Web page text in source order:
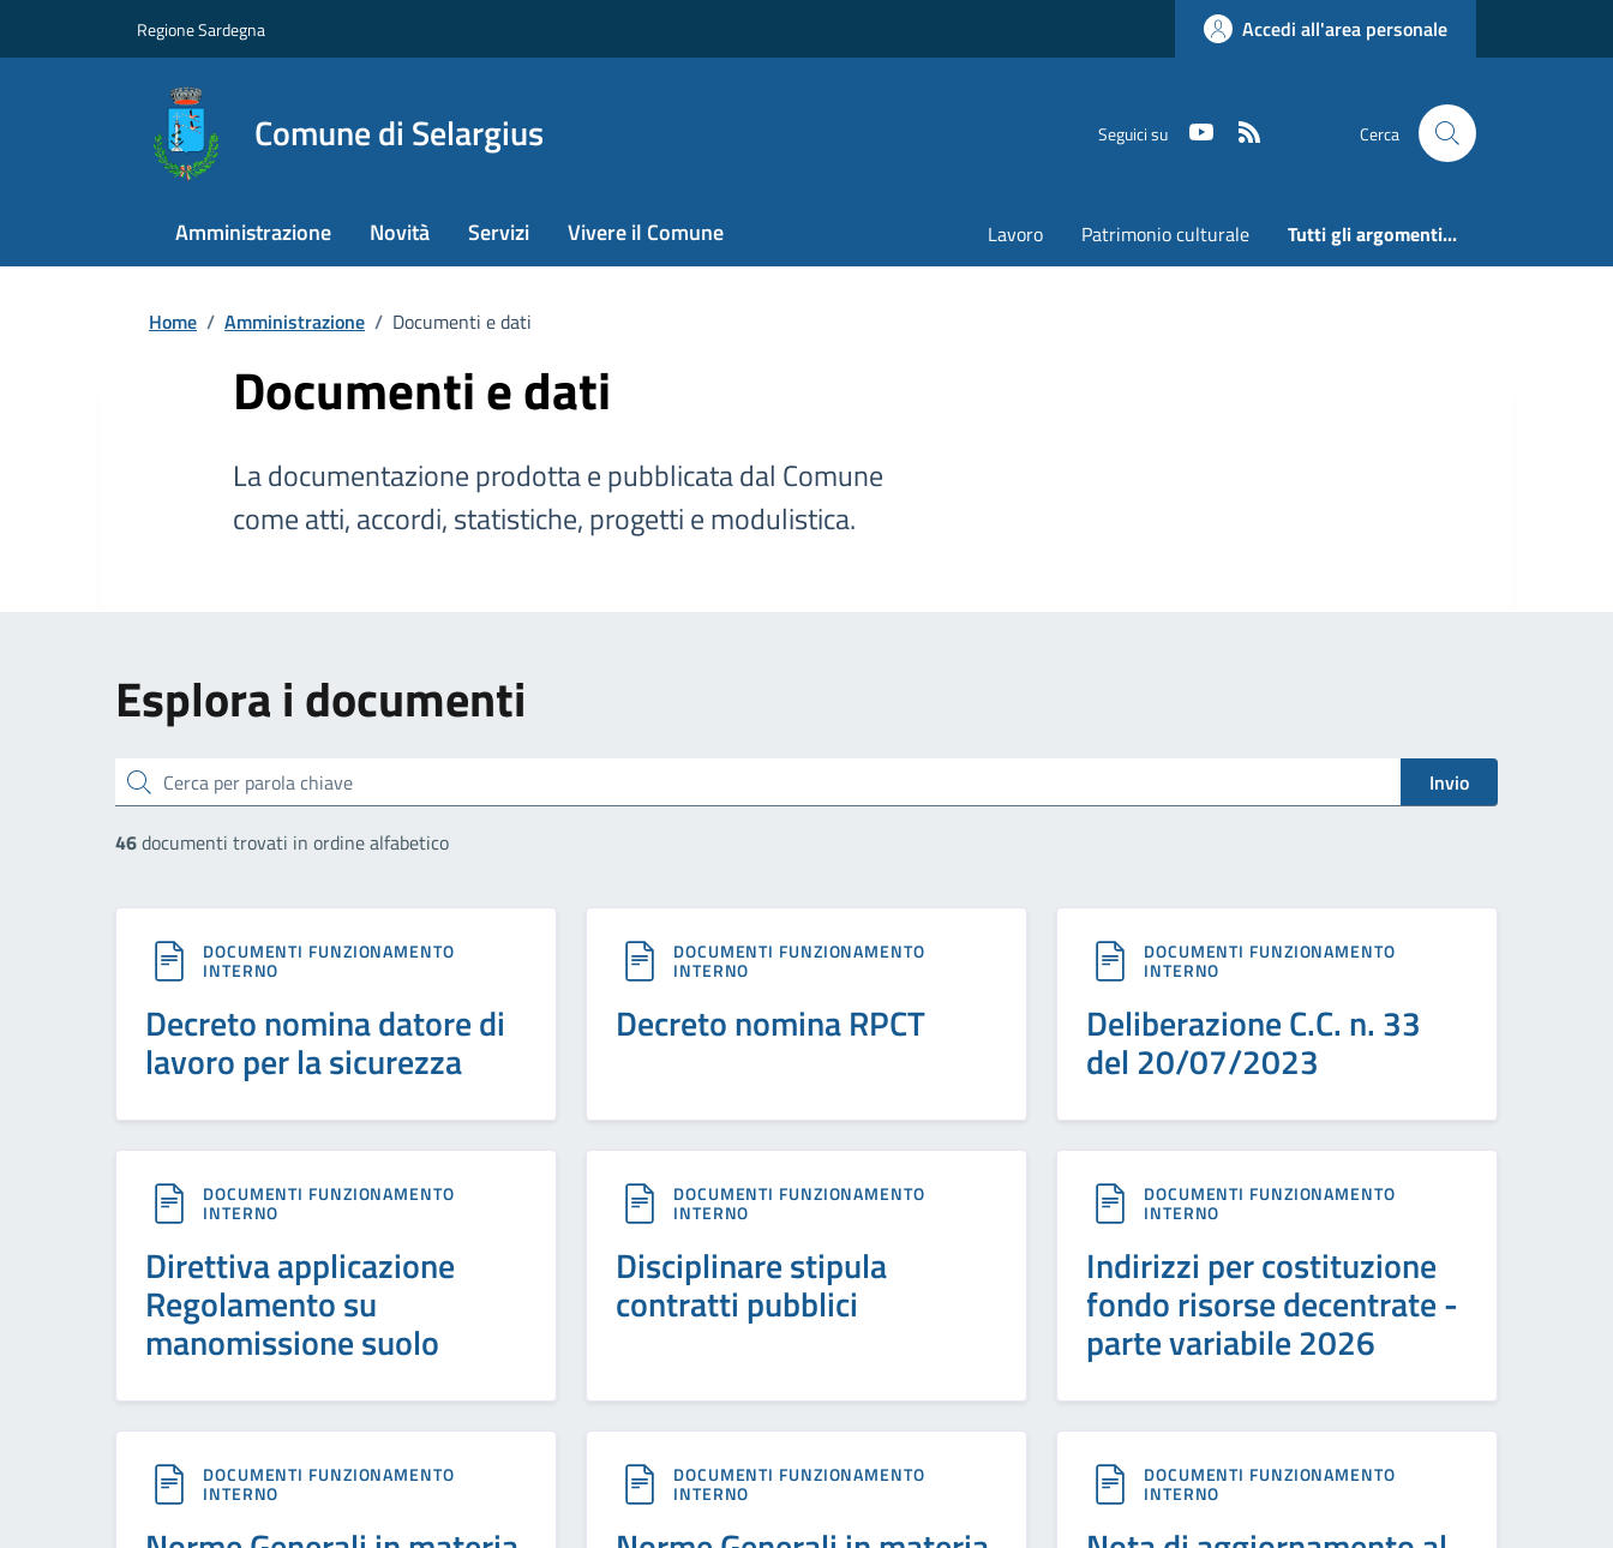
Regione Sardegna Accedi all'area personale
Comune di Selargius Seguici su Youtube Cerca
Amministrazione Novità Servizi Vivere il Comune Lavoro Patrimonio culturale Tutti gli argomenti...
Home / Amministrazione / Documenti e dati
Documenti e dati
La documentazione prodotta e pubblicata dal Comune
come atti, accordi, statistiche, progetti e modulistica.
Esplora i documenti
cerca Invio
46documenti trovati in ordine alfabetico
DOCUMENTI FUNZIONAMENTO
INTERNO
Decreto nomina datore di
lavoro per la sicurezza
DOCUMENTI FUNZIONAMENTO
INTERNO
Decreto nomina RPCT
DOCUMENTI FUNZIONAMENTO
INTERNO
Deliberazione C.C. n. 33
del 20/07/2023
DOCUMENTI FUNZIONAMENTO
INTERNO
Direttiva applicazione
Regolamento su
manomissione suolo
DOCUMENTI FUNZIONAMENTO
INTERNO
Disciplinare stipula
contratti pubblici
DOCUMENTI FUNZIONAMENTO
INTERNO
Indirizzi per costituzione
fondo risorse decentrate -
parte variabile 2026
DOCUMENTI FUNZIONAMENTO
INTERNO
DOCUMENTI FUNZIONAMENTO
INTERNO
DOCUMENTI FUNZIONAMENTO
INTERNO